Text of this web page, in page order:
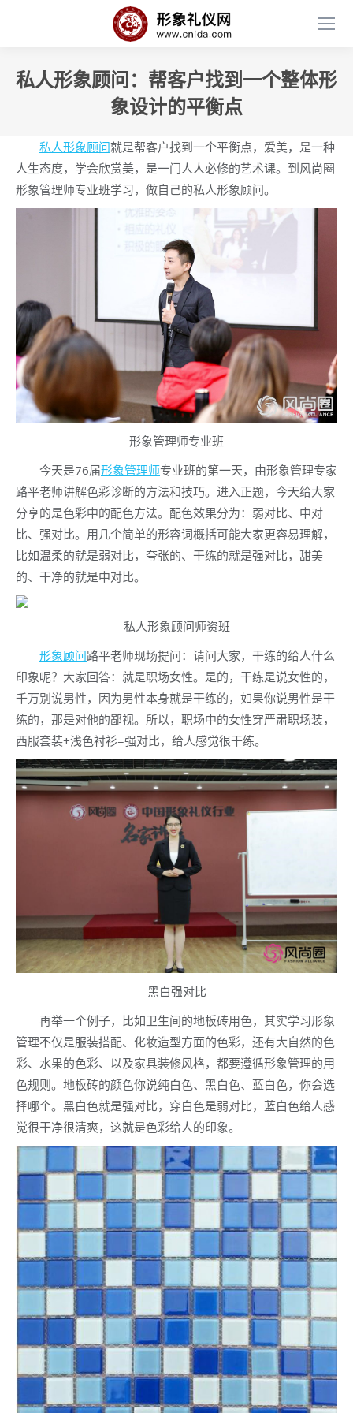
私人形象顾问：帮客户找到一个整体形
象设计的平衡点
私人形象顾问就是帮客户找到一个平衡点，爱美，是一种
人生态度，学会欣赏美，是一门人人必修的艺术课。到风尚圈
形象管理师专业班学习，做自己的私人形象顾问。
形象管理师专业班
今天是76届形象管理师专业班的第一天，由形象管理专家
路平老师讲解色彩诊断的方法和技巧。进入正题，今天给大家
分享的是色彩中的配色方法。配色效果分为：弱对比、中对
比、强对比。用几个简单的形容词概括可能大家更容易理解，
比如温柔的就是弱对比，夸张的、干练的就是强对比，甜美
的、干净的就是中对比。
私人形象顾问师资班
形象顾问路平老师现场提问：请问大家，干练的给人什么
印象呢？大家回答：就是职场女性。是的，干练是说女性的，
千万别说男性，因为男性本身就是干练的，如果你说男性是干
练的，那是对他的鄙视。所以，职场中的女性穿严肃职场装，
西服套装+浅色衬衫=强对比，给人感觉很干练。
黑白强对比
再举一个例子，比如卫生间的地板砖用色，其实学习形象
管理不仅是服装搭配、化妆造型方面的色彩，还有大自然的色
彩、水果的色彩、以及家具装修风格，都要遵循形象管理的用
色规则。地板砖的颜色你说纯白色、黑白色、蓝白色，你会选
择哪个。黑白色就是强对比，穿白色是弱对比，蓝白色给人感
觉很干净很清爽，这就是色彩给人的印象。